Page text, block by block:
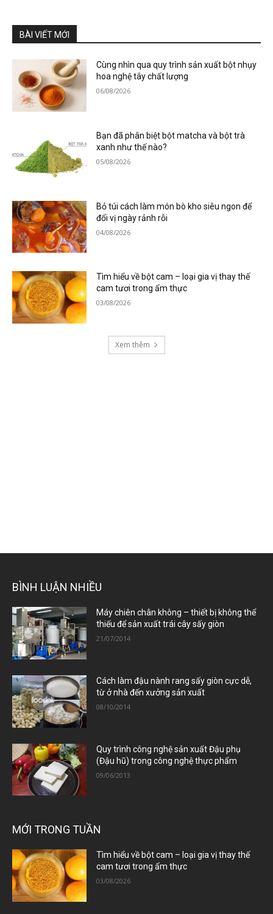
BÀI VIẾT MỚI
Cùng nhìn qua quy trình sản xuất bột nhụy
hoa nghệ tây chất lượng
06/08/2026
Bạn đã phân biệt bột matcha và bột trà
xanh như thế nào?
05/08/2026
Bỏ túi cách làm món bò kho siêu ngon để
đổi vị ngày rảnh rỗi
04/08/2026
Tìm hiểu về bột cam – loại gia vị thay thế
cam tươi trong ẩm thực
03/08/2026
Xem thêm
BÌNH LUẬN NHIỀU
Máy chiên chân không – thiết bị không thể
thiếu để sản xuất trái cây sấy giòn
21/07/2014
Cách làm đậu nành rang sấy giòn cực dễ,
từ ở nhà đến xưởng sản xuất
08/10/2014
Quy trình công nghệ sản xuất Đậu phụ
(Đậu hũ) trong công nghệ thực phẩm
09/06/2013
MỚI TRONG TUẦN
Tìm hiểu về bột cam – loại gia vị thay thế
cam tươi trong ẩm thực
03/08/2026